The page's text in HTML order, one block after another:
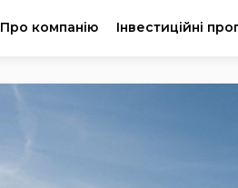
Про компанію Інвестиційні